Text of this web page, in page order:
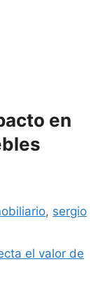
en
, sergio
el valor de